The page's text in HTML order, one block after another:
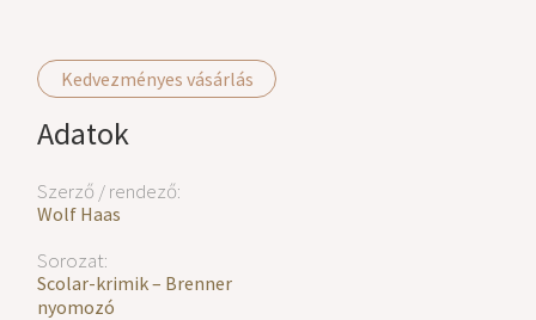
Kedvezményes vásárlás
Adatok
Szerző / rendező:
Wolf Haas
Sorozat:
Scolar-krimik – Brenner
nyomozó